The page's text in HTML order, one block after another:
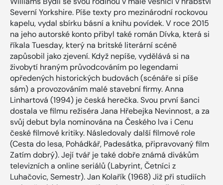
Severní Yorkshire. Píše texty pro mezinárodní rockovou
kapelu, vydal sbírku básní a knihu povídek. V roce 2015
na jeho autorské konto přibyl také román Dívka, která si
říkala Tuesday, který na britské literární scéně
zapůsobil jako zjevení. Když nepíše, vydělává si na
živobytí hraným průvodcováním po legendami
opředených historických budovách (scénáře si píše
sám) a provozováním malé stavební firmy. Anna
Linhartová (1994) je česká herečka. Svou první šanci
dostala ve filmu režiséra Jana Hřebejka Nevinnost, a za
svůj debut byla nominována na Českého lva i Cenu
české filmové kritiky. Následovaly další filmové role
(Cesta do lesa, Pohádkář, Padesátka, připravovaný film
Zatím dobrý). Její tvář je také dobře známá divákům
televizních a online seriálů (Labyrint, Četníci z
Luhačovic, Semestr). Jan Kolařík (1968) Již při studiích